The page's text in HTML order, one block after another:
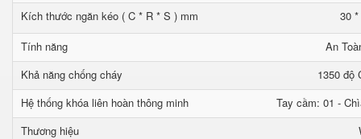
Kích thước ngăn kéo ( C * R * S ) mm
30
Tính năng
An
Khả năng chống cháy
1350 độ
Hệ thống khóa liên hoàn thông minh
Tay cầm: 01 -
Thương hiệu